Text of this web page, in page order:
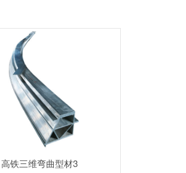
高铁三维弯曲型材3